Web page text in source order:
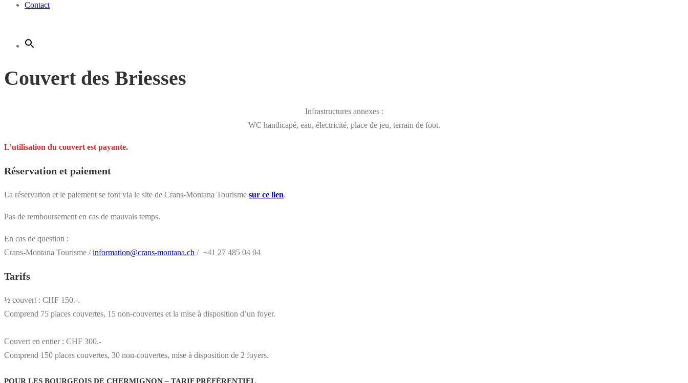
Contact
Couvert des Briesses
Infrastructures annexes :
WC handicapé, eau, électricité, place de jeu, terrain de foot.
L’utilisation du couvert est payante.
Réservation et paiement
La réservation et le paiement se font via le site de Crans-Montana Tourisme sur ce lien.
Pas de remboursement en cas de mauvais temps.
En cas de question :
Crans-Montana Tourisme /information@crans-montana.ch / +41 27 485 04 04
Tarifs
½ couvert : CHF 150.-.
Comprend 75 places couvertes, 15 non-couvertes et la mise à disposition d’un foyer.
Couvert en entier : CHF 300.-
Comprend 150 places couvertes, 30 non-couvertes, mise à disposition de 2 foyers.
POUR LES BOURGEOIS DE CHERMIGNON – TARIF PRÉFÉRENTIEL